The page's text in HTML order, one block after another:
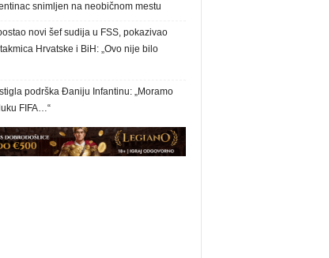
snimljen na neobičnom mestu
novi šef sudija u FSS, pokazivao
Hrvatske i BiH: „Ovo nije bilo
podrška Đaniju Infantinu: „Moramo
FIFA…“